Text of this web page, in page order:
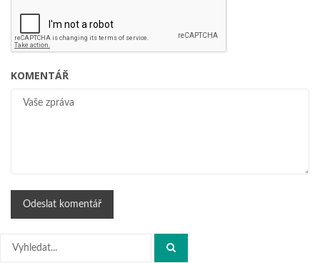
KOMENTÁŘ
Hledat: